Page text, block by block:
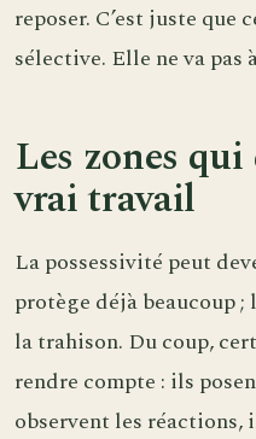
reposer. C’est juste que
sélective. Elle ne va pas
Les zones
vrai travail
La possessivité peut
protège déjà beaucoup
la trahison. Du coup,
rendre compte : ils
observent les